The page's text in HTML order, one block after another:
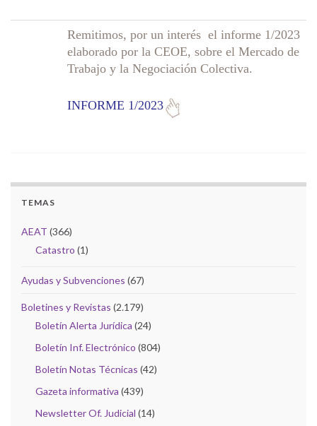
Remitimos, por un interés el informe 1/2023
elaborado por la CEOE, sobre el Mercado de
Trabajo y la Negociación Colectiva.
INFORME 1/2023
TEMAS
AEAT (366)
Catastro (1)
Ayudas y Subvenciones (67)
Boletines y Revistas (2.179)
Boletín Alerta Jurídica (24)
Boletín Inf. Electrónico (804)
Boletín Notas Técnicas (42)
Gazeta informativa (439)
Newsletter Of. Judicial (14)